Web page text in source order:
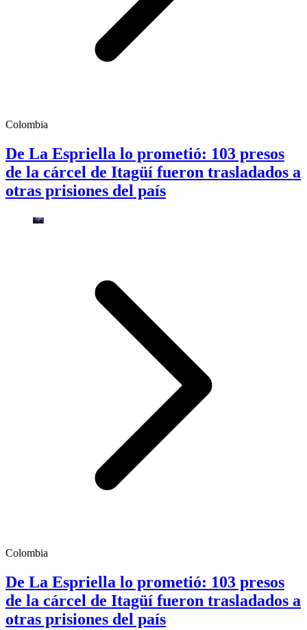
Colombia
De La Espriella lo prometió: 103 presos
de la cárcel de Itagüí fueron trasladados a
otras prisiones del país
Colombia
De La Espriella lo prometió: 103 presos
de la cárcel de Itagüí fueron trasladados a
otras prisiones del país